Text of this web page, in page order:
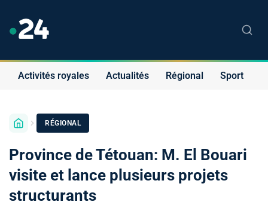
Activités royales Actualités Régional Sport
RÉGIONAL
Province de Tétouan: M. El Bouari
visite et lance plusieurs projets
structurants